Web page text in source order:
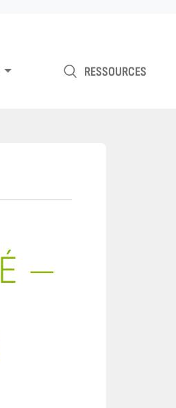
RESSOURCES
–